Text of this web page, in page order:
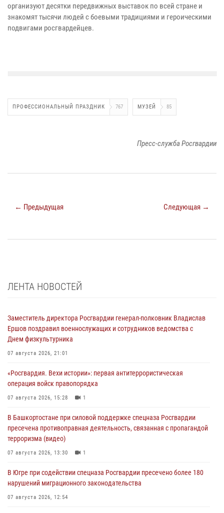
организуют десятки передвижных выставок по всей стране и
знакомят тысячи людей с боевыми традициями и героическими
подвигами росгвардейцев.
ПРОФЕССИОНАЛЬНЫЙ ПРАЗДНИК 767 МУЗЕЙ 85
Пресс-служба Росгвардии
← Предыдущая Следующая →
ЛЕНТА НОВОСТЕЙ
Заместитель директора Росгвардии генерал-полковник Владислав
Ершов поздравил военнослужащих и сотрудников ведомства с
Днем физкультурника
07 августа 2026, 21:01
«Росгвардия. Вехи истории»: первая антитеррористическая
операция войск правопорядка
07 августа 2026, 15:28 1
В Башкортостане при силовой поддержке спецназа Росгвардии
пресечена противоправная деятельность, связанная с пропагандой
терроризма (видео)
07 августа 2026, 13:30 1
В Югре при содействии спецназа Росгвардии пресечено более 180
нарушений миграционного законодательства
07 августа 2026, 12:54